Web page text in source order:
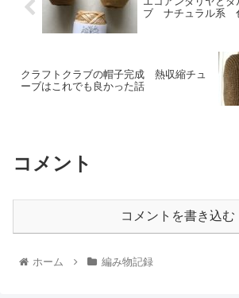
ブ ナチュラル系
クラフトクラブの帽子完成 熱収縮チュ
ーブはこれでも良かった話
コメント
コメントを書き込む
ホーム 編み物記録